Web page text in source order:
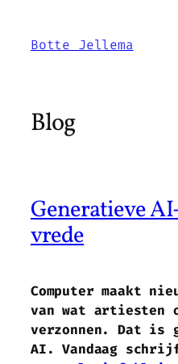
Botte Jellema
Blog
Generatieve
vrede
Computer maakt
van wat artiesten
verzonnen. Dat is
AI. Vandaag